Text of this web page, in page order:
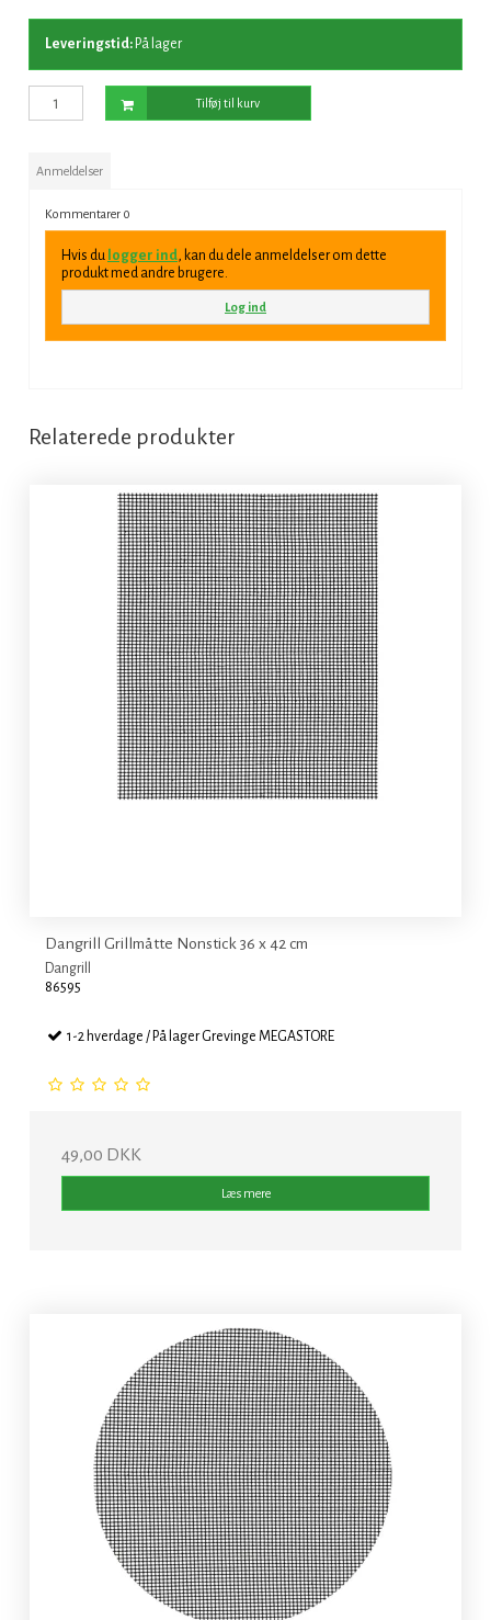
Leveringstid: På lager
Tilføj til kurv
Anmeldelser
Kommentarer 0
Hvis du logger ind, kan du dele anmeldelser om dette
produkt med andre brugere.
Log ind
Relaterede produkter
Dangrill Grillmåtte Nonstick 36 x 42 cm
Dangrill
86595
1-2 hverdage / På lager Grevinge MEGASTORE
49,00 DKK
Læs mere